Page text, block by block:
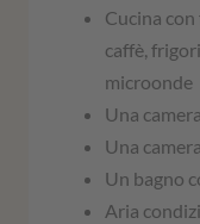
Cucina
caffè,
microonde
Una
Una
Un bagno
Aria